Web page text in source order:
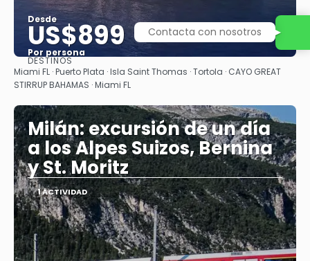
Desde
US$899
Por persona
Ver
DESTINOS
Miami FL · Puerto Plata · Isla Saint Thomas · Tortola · CAYO GREAT
STIRRUP BAHAMAS · Miami FL
Milán: excursión de un día
a los Alpes Suizos, Bernina
y St. Moritz
1 ACTIVIDAD
Contacta con nosotros